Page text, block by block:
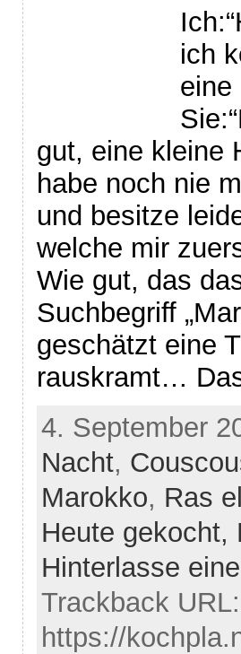
ich
eine
gut, eine kleine
habe noch nie
und besitze
welche mir
Wie gut, das
Suchbegriff
geschätzt eine
rauskramt…
4. September
Nacht,
Marokko, Ras
Heute gekocht,
Hinterlasse
Trackback URL:
https://